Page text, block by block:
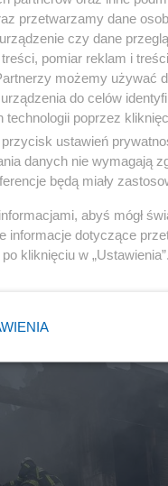
w pokoju!
przetwarzamy dane
czy dane
pomiar reklam i
możemy używać
do celów
poprzez
ustawień
danych nie wymagają
będą miały
abyś mógł
informacje dotyczące
kliknięciu w „Ustawienia”.